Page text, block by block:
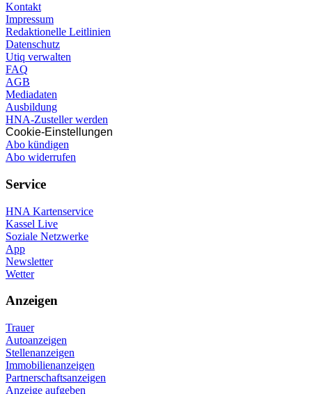
Kontakt
Impressum
Redaktionelle Leitlinien
Datenschutz
Utiq verwalten
FAQ
AGB
Mediadaten
Ausbildung
HNA-Zusteller werden
Cookie-Einstellungen
Abo kündigen
Abo widerrufen
Service
HNA Kartenservice
Kassel Live
Soziale Netzwerke
App
Newsletter
Wetter
Anzeigen
Trauer
Autoanzeigen
Stellenanzeigen
Immobilienanzeigen
Partnerschaftsanzeigen
Anzeige aufgeben